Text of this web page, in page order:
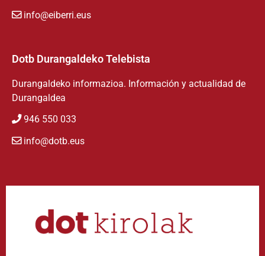
info@eiberri.eus
Dotb Durangaldeko Telebista
Durangaldeko informazioa. Información y actualidad de
Durangaldea
946 550 033
info@dotb.eus